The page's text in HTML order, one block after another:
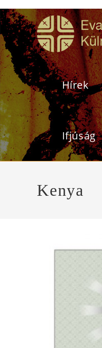
Hírek
Ifjúság
Kenya